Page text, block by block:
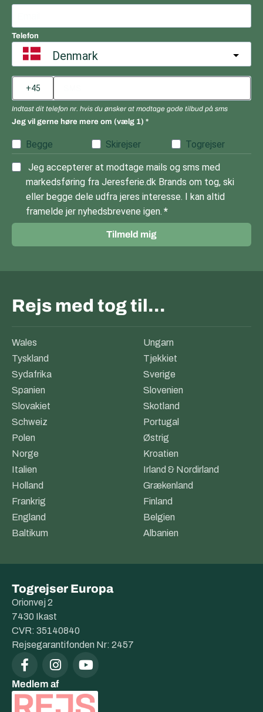
Telefon
Denmark
Indtast dit telefon nr. hvis du ønsker at modtage gode tilbud på sms
Jeg vil gerne høre mere om (vælg 1)
Begge Skirejser Togrejser
Jeg accepterer at modtage mails og sms med
markedsføring fra Jeresferie.dk Brands om tog, ski
eller begge dele udfra jeres interesse. I kan altid
framelde jer nyhedsbrevene igen.
Tilmeld mig
Rejs med tog til…
Wales
Ungarn
Tyskland
Tjekkiet
Sydafrika
Sverige
Spanien
Slovenien
Slovakiet
Skotland
Schweiz
Portugal
Polen
Østrig
Norge
Kroatien
Italien
Irland & Nordirland
Holland
Grækenland
Frankrig
Finland
England
Belgien
Baltikum
Albanien
Togrejser Europa
Orionvej 2
7430 Ikast
CVR: 35140840
Rejsegarantifonden Nr: 2457
Medlem af